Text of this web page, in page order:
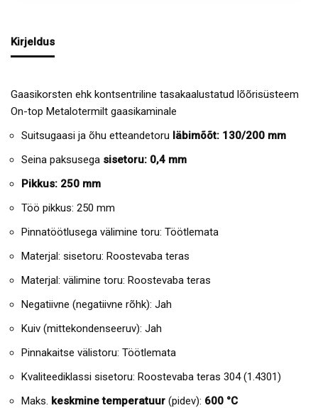
Kirjeldus
Gaasikorsten ehk kontsentriline tasakaalustatud lõõrisüsteem
On-top Metalotermilt gaasikaminale
Suitsugaasi ja õhu etteandetoru läbimõõt: 130/200 mm
Seina paksusega sisetoru: 0,4 mm
Pikkus: 250 mm
Töö pikkus: 250 mm
Pinnatöötlusega välimine toru: Töötlemata
Materjal: sisetoru: Roostevaba teras
Materjal: välimine toru: Roostevaba teras
Negatiivne (negatiivne rõhk): Jah
Kuiv (mittekondenseeruv): Jah
Pinnakaitse välistoru: Töötlemata
Kvaliteediklassi sisetoru: Roostevaba teras 304 (1.4301)
Maks. keskmine temperatuur (pidev): 600 °C